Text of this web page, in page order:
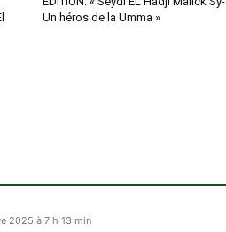
Un héros de la Umma »
2025 à 7 h 13 min